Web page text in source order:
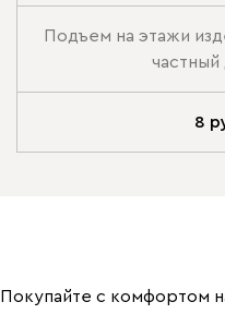
Подъем на этажи
частный
8
Покупайте с комфортом